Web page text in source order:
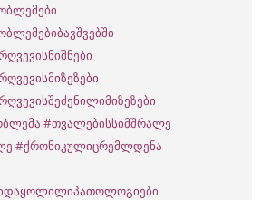
#თვალებისსიმშრალე
#ქრონიკულიცრემლდენა